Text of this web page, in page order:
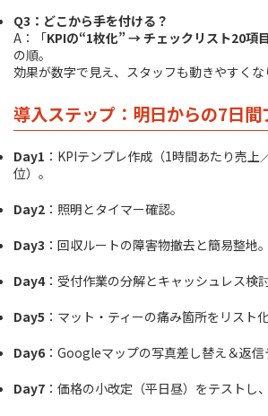
Q3：どこから手を付ける？
A：「KPIの“1枚化” → チェックリスト20項
の順。
効果が数字で見え、スタッフも動きやすくな
導入ステップ：明日からの7日間
Day1 ：KPIテンプレ作成（1時間あたり売上
位）。
Day2 ：照明とタイマー確認。
Day3 ：回収ルートの障害物撤去と簡易整地。
Day4：受付作業の分解とキャッシュレス検討
Day5 ：マット・ティーの痛み箇所をリスト化
Day6 ：Googleマップの写真差し替え＆返信
Day7 ：価格の小改定（平日昼）をテストし